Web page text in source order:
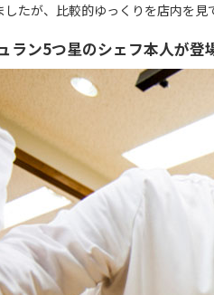
したが、比較的ゆっくりを店内を見
ラン5つ星のシェフ本人が登